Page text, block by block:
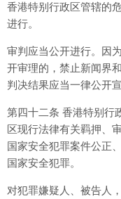
香港特别行政区管辖的
进行。
审判应当公开进行。因
开审理的，禁止新闻界
判决结果应当一律公开宣
第四十二条 香港特别行
区现行法律有关羁押、
国家安全犯罪案件公正
国家安全犯罪。
对犯罪嫌疑人、被告人